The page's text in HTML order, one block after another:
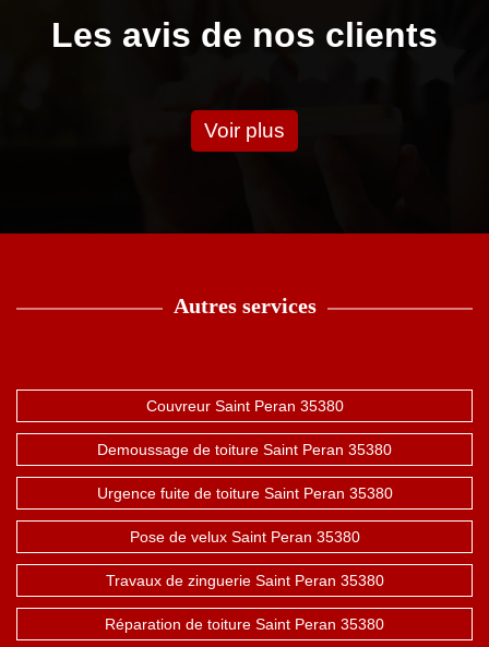
Les avis de nos clients
Voir plus
Autres services
Couvreur Saint Peran 35380
Demoussage de toiture Saint Peran 35380
Urgence fuite de toiture Saint Peran 35380
Pose de velux Saint Peran 35380
Travaux de zinguerie Saint Peran 35380
Réparation de toiture Saint Peran 35380